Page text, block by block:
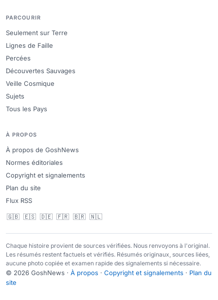
PARCOURIR
Seulement sur Terre
Lignes de Faille
Percées
Découvertes Sauvages
Veille Cosmique
Sujets
Tous les Pays
À PROPOS
À propos de GoshNews
Normes éditoriales
Copyright et signalements
Plan du site
Flux RSS
🇬🇧 🇪🇸 🇩🇪 🇫🇷 🇧🇷 🇳🇱
Chaque histoire provient de sources vérifiées. Nous renvoyons à l'original.
Les résumés restent factuels et vérifiés. Résumés originaux, sources liées,
aucune photo copiée et examen rapide des signalements si nécessaire.
© 2026 GoshNews · À propos · Copyright et signalements · Plan du
site